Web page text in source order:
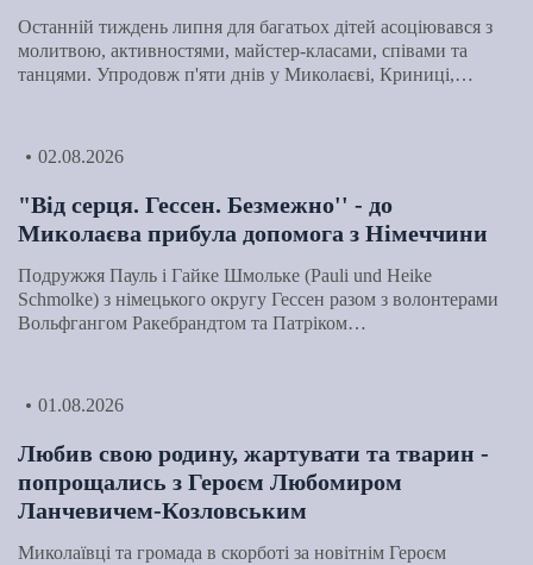
Останній тиждень липня для багатьох дітей асоціювався з
молитвою, активностями, майстер-класами, співами та
танцями. Упродовж п'яти днів у Миколаєві, Криниці,…
02.08.2026
"Від серця. Гессен. Безмежно'' - до
Миколаєва прибула допомога з Німеччини
Подружжя Пауль і Гайке Шмольке (Pauli und Heike
Schmolke) з німецького округу Гессен разом з волонтерами
Вольфгангом Ракебрандтом та Патріком…
01.08.2026
Любив свою родину, жартувати та тварин -
попрощались з Героєм Любомиром
Ланчевичем-Козловським
Миколаївці та громада в скорботі за новітнім Героєм